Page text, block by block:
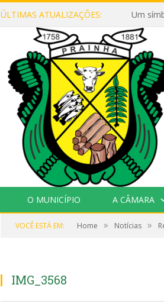
ÚLTIMAS ATUALIZAÇÕES: Um
O MUNICÍPIO A CÂMARA
VOCÊ ESTÁ EM: Home » Notícias »
IMG_3568